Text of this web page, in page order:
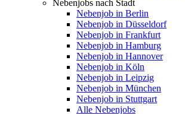
Nebenjobs nach Stadt
Nebenjob in Berlin
Nebenjob in Düsseldorf
Nebenjob in Frankfurt
Nebenjob in Hamburg
Nebenjob in Hannover
Nebenjob in Köln
Nebenjob in Leipzig
Nebenjob in München
Nebenjob in Stuttgart
Alle Nebenjobs